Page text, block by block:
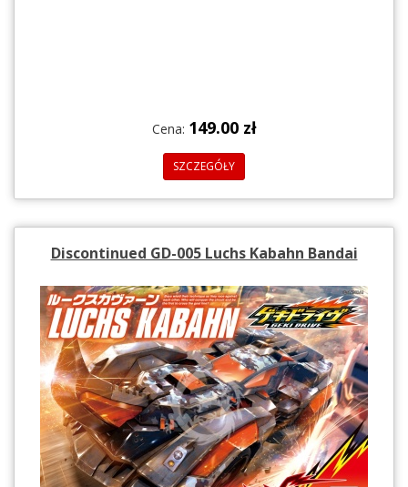
Cena: 149.00 zł
SZCZEGÓŁY
Discontinued GD-005 Luchs Kabahn Bandai